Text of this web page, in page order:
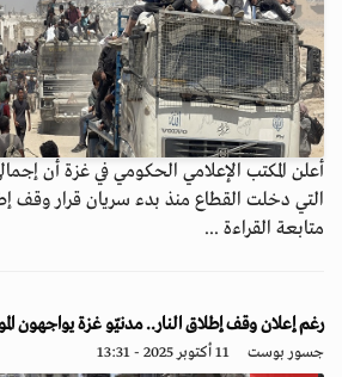
أعلن المكتب الإعلامي الحكومي في غزة أن
التي دخلت القطاع منذ بدء سريان قرار وقف
متابعة القراءة ...
رغم إعلان وقف إطلاق النار.. مدنيّو غزة يواجهون
جسور بوست 11 أكتوبر 2025 - 13:31